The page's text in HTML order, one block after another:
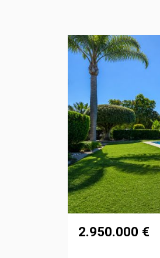
2.950.000 €